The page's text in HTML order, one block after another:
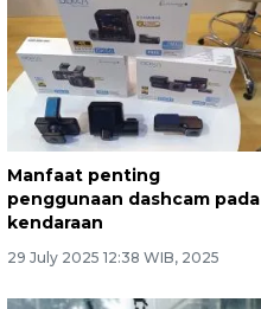
Manfaat penting
penggunaan dashcam pada
kendaraan
29 July 2025 12:38 WIB, 2025